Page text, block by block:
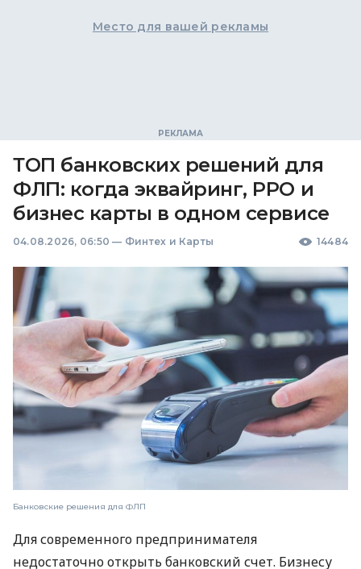
Место для вашей рекламы
ТОП банковских решений для
ФЛП: когда эквайринг, РРО и
бизнес карты в одном сервисе
04.08.2026, 06:50 — Финтех и Карты 14484
Банковские решения для ФЛП
Для современного предпринимателя
недостаточно открыть банковский счет. Бизнесу